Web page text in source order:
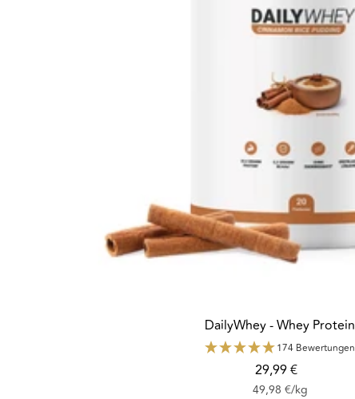
DailyWhey - Whey Protein
174 Bewertungen
Angebotspreis
29,99 €
49,98 €/kg